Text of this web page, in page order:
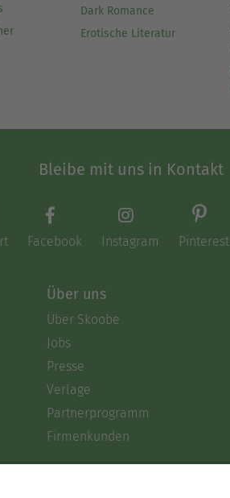
Dark Romance
Erotische Literatur
Bleibe mit uns in Kontakt
Facebook Instagram Pinterest
Über uns
Über Skoobe
Jobs
Presse
Verlage
Partnerprogramm
Firmenkunden